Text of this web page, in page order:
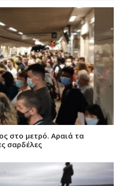
στο μετρό. Αραιά τα
σαρδέλες